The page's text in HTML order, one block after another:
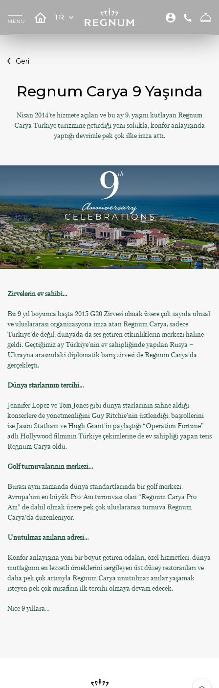
TR
Geri
Regnum Carya 9 Yaşında
Nisan 2014’te hizmete açılan ve bu ay 9. yaşını kutlayan Regnum
Carya Türkiye turizmine getirdiği yeni solukla, konfor anlayışında
yaptığı devrimle pek çok ilke imza attı.
Zirvelerin ev sahibi…
Bu 9 yıl boyunca başta 2015 G20 Zirvesi olmak üzere çok sayıda ulusal
ve uluslararası organizasyona imza atan Regnum Carya, sadece
Türkiye’de değil, dünyada da ses getiren etkinliklerin merkezi haline
geldi. Geçtiğimiz ay Türkiye’nin ev sahipliğinde yapılan Rusya –
Ukrayna arasındaki diplomatik barış zirvesi de Regnum Carya’da
gerçekleşti.
Dünya starlarının tercihi…
Jennifer Lopez ve Tom Jones gibi dünya starlarının sahne aldığı
konserlere de yönetmenliğini Guy Ritchie’nin üstlendiği, başrollerini
ise Jason Statham ve Hugh Grant’in paylaştığı “Operation Fortune”
adlı Hollywood filminin Türkiye çekimlerine de ev sahipliği yapan tesis
Regnum Carya oldu.
Golf turnuvalarının merkezi…
Burası aynı zamanda dünya standartlarında bir golf merkezi.
Avrupa’nın en büyük Pro-Am turnuvası olan “Regnum Carya Pro-
Am” de dahil olmak üzere pek çok uluslararası turnuva Regnum
Carya’da düzenleniyor.
Unutulmaz anıların adresi…
Konfor anlayışına yeni bir boyut getiren odaları, özel hizmetleri, dünya
mutfağının en lezzetli örneklerini sergileyen üst düzey restoranları ve
daha pek çok artısıyla Regnum Carya unutulmaz anılar yaşamak
isteyen pek çok misafirin ilk tercihi olmaya devam edecek.
Nice 9 yıllara…